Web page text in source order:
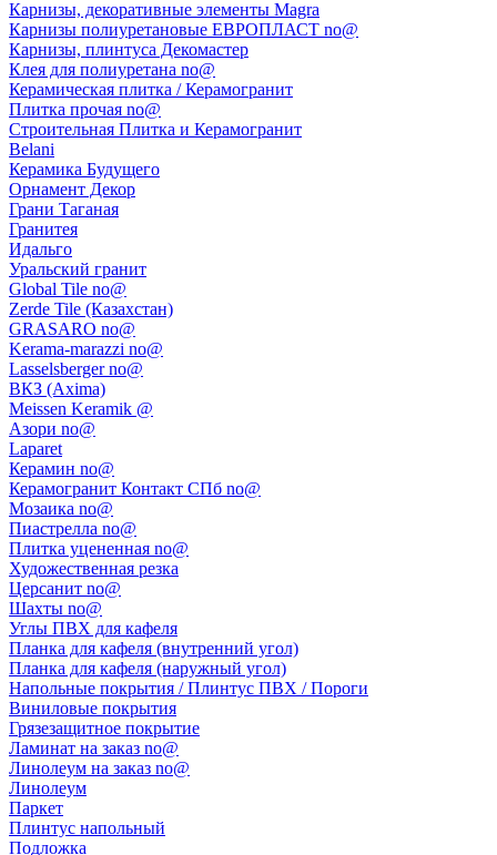
Карнизы, декоративные элементы Magra
Карнизы полиуретановые ЕВРОПЛАСТ no@
Карнизы, плинтуса Декомастер
Клея для полиуретана no@
Керамическая плитка / Керамогранит
Плитка прочая no@
Строительная Плитка и Керамогранит
Belani
Керамика Будущего
Орнамент Декор
Грани Таганая
Гранитея
Идальго
Уральский гранит
Global Tile no@
Zerde Tile (Казахстан)
GRASARO no@
Kerama-marazzi no@
Lasselsberger no@
ВКЗ (Axima)
Meissen Keramik @
Азори no@
Laparet
Керамин no@
Керамогранит Контакт СПб no@
Мозаика no@
Пиастрелла no@
Плитка уцененная no@
Художественная резка
Церсанит no@
Шахты no@
Углы ПВХ для кафеля
Планка для кафеля (внутренний угол)
Планка для кафеля (наружный угол)
Напольные покрытия / Плинтус ПВХ / Пороги
Виниловые покрытия
Грязезащитное покрытие
Ламинат на заказ no@
Линолеум на заказ no@
Линолеум
Паркет
Плинтус напольный
Подложка